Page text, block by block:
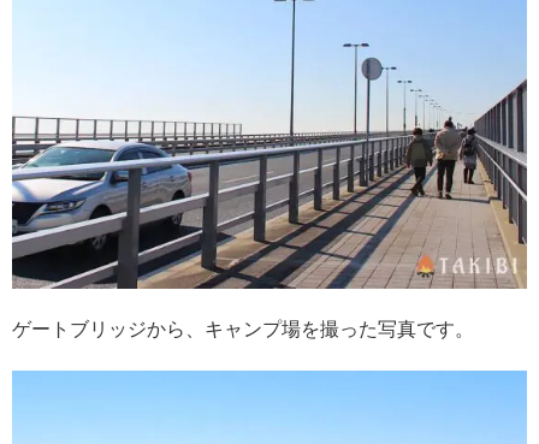
ゲートブリッジから、キャンプ場を撮った写真です。